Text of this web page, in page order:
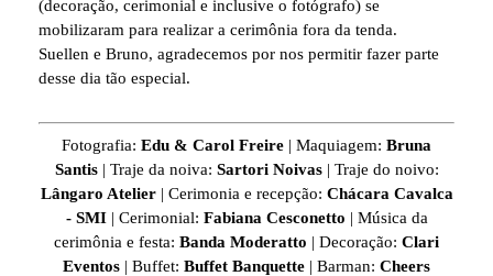
(decoração, cerimonial e inclusive o fotógrafo) se
mobilizaram para realizar a cerimônia fora da tenda.
Suellen e Bruno, agradecemos por nos permitir fazer parte
desse dia tão especial.
Fotografia: Edu & Carol Freire | Maquiagem: Bruna
Santis| Traje da noiva: Sartori Noivas| Traje do noivo:
Lângaro Atelier| Cerimonia e recepção: Chácara Cavalca
- SMI| Cerimonial: Fabiana Cesconetto | Música da
cerimônia e festa: Banda Moderatto | Decoração: Clari
Eventos | Buffet: Buffet Banquette | Barman: Cheers